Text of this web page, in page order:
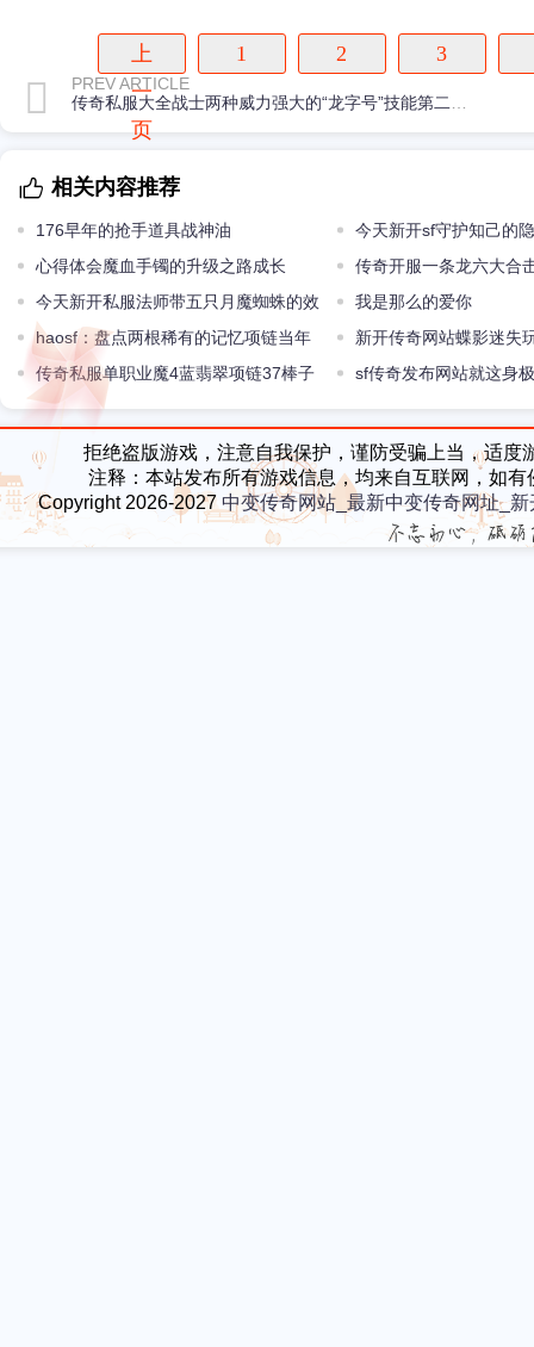
上
一
页
1 2 3
PREV ARTICLE
相关内容推荐
176早年的抢手道具战神油
今天新开sf守护知己的
妖
心得体会魔血手镯的升级之路成长
传奇开服一条龙六大合
龙有关系
今天新开私服法师带五只月魔蜘蛛的效
果怎么老道本店亲测给你答案
我是那么的爱你
haosf：盘点两根稀有的记忆项链当年
的小虾米和8L都没有
新开传奇网站蝶影迷失
传奇私服单职业魔4蓝翡翠项链37棒子
他是战士还是法师
sf传奇发布网站就这身
前最起码都是行会元老级
拒绝盗版游戏，注意自我保护，谨防受骗上当，适
注释：本站发布所有游戏信息，均来自互联网，如
Copyright 2026-2027 中变传奇网站_最新中变传奇网址_